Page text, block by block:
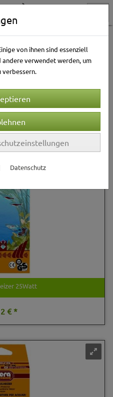
Sera
Sortierung wählen
25Watt
€ *
von ihnen sind essenziell
andere verwendet werden, um
verbessern.
Datenschutz